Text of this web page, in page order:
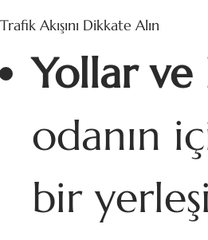
Trafik Akışını Dikkate Alın
Yollar
odanın
bir